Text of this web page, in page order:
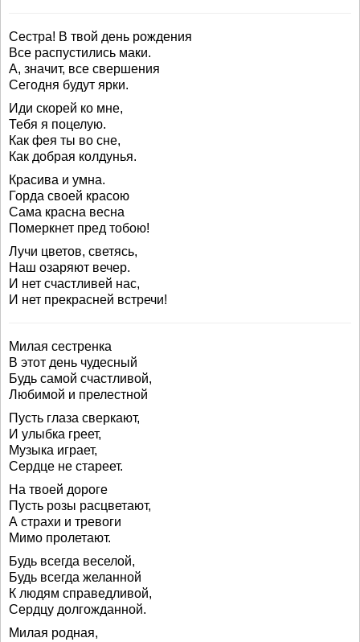
Сестра! В твой день рождения
Все распустились маки.
А, значит, все свершения
Сегодня будут ярки.
Иди скорей ко мне,
Тебя я поцелую.
Как фея ты во сне,
Как добрая колдунья.
Красива и умна.
Горда своей красою
Сама красна весна
Померкнет пред тобою!
Лучи цветов, светясь,
Наш озаряют вечер.
И нет счастливей нас,
И нет прекрасней встречи!
Милая сестренка
В этот день чудесный
Будь самой счастливой,
Любимой и прелестной
Пусть глаза сверкают,
И улыбка греет,
Музыка играет,
Сердце не стареет.
На твоей дороге
Пусть розы расцветают,
А страхи и тревоги
Мимо пролетают.
Будь всегда веселой,
Будь всегда желанной
К людям справедливой,
Сердцу долгожданной.
Милая родная,